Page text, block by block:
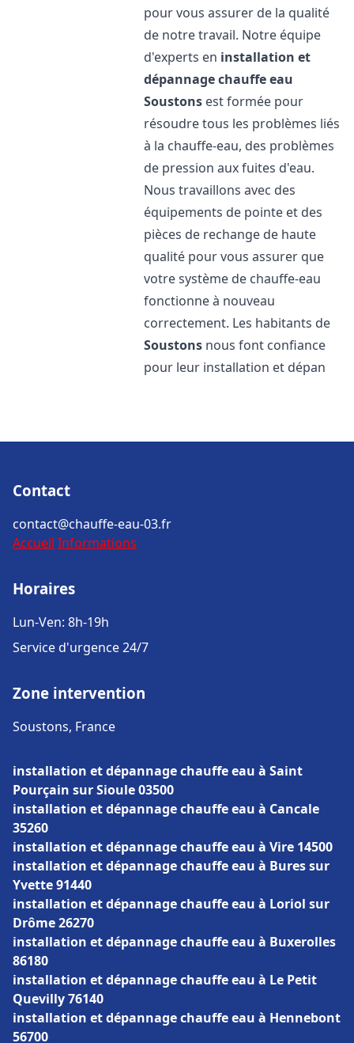
pour vous assurer de la qualité
de notre travail. Notre équipe
d'experts en installation et
dépannage chauffe eau
Soustons est formée pour
résoudre tous les problèmes liés
à la chauffe-eau, des problèmes
de pression aux fuites d'eau.
Nous travaillons avec des
équipements de pointe et des
pièces de rechange de haute
qualité pour vous assurer que
votre système de chauffe-eau
fonctionne à nouveau
correctement. Les habitants de
Soustons nous font confiance
pour leur installation et dépan
Contact
contact@chauffe-eau-03.fr
Accueil Informations
Horaires
Lun-Ven: 8h-19h
Service d'urgence 24/7
Zone intervention
Soustons, France
installation et dépannage chauffe eau à Saint
Pourçain sur Sioule 03500
installation et dépannage chauffe eau à Cancale
35260
installation et dépannage chauffe eau à Vire 14500
installation et dépannage chauffe eau à Bures sur
Yvette 91440
installation et dépannage chauffe eau à Loriol sur
Drôme 26270
installation et dépannage chauffe eau à Buxerolles
86180
installation et dépannage chauffe eau à Le Petit
Quevilly 76140
installation et dépannage chauffe eau à Hennebont
56700